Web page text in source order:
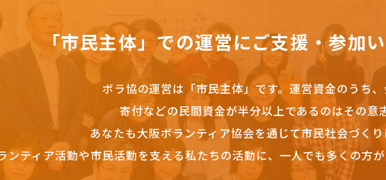
「市民主体」での運営にご支援・参加
ボラ協の運営は「市民主体」です。 運営資金のうち、
寄付などの民間資金が半分以上であるのはその意
あなたも大阪ボランティア協会を通じて市民社会づく
ンティア活動や市民活動を支える私たちの活動に、一人でも多くの方